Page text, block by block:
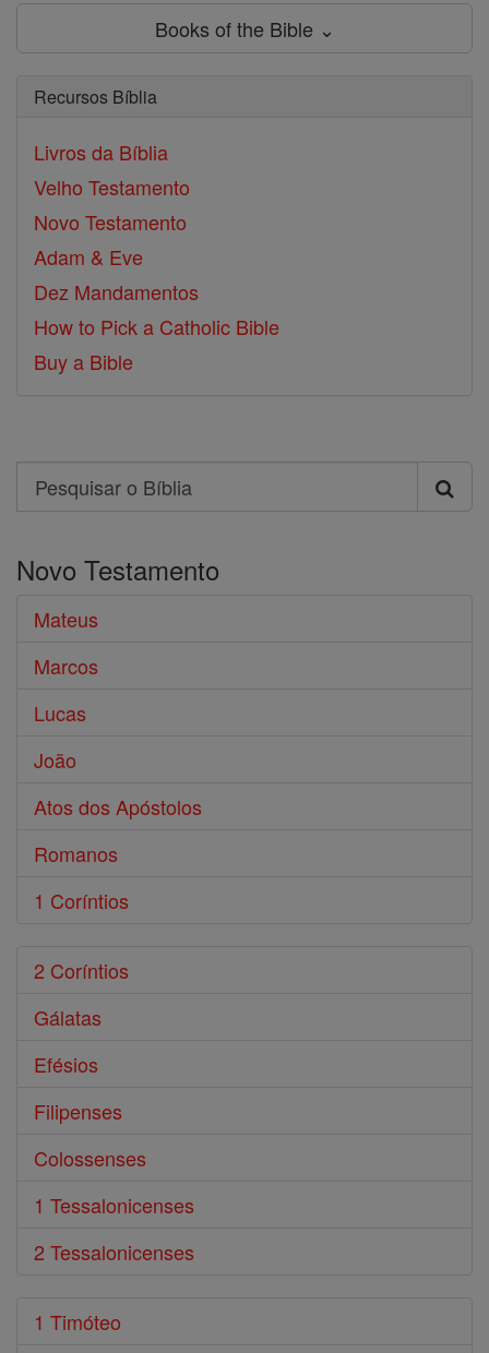
Books of the Bible ⌄
Recursos Bíblia
Livros da Bíblia
Velho Testamento
Novo Testamento
Adam & Eve
Dez Mandamentos
How to Pick a Catholic Bible
Buy a Bible
Search
Pesquisar
Bíblia
Novo Testamento
Mateus
Marcos
Lucas
João
Atos dos Apóstolos
Romanos
1 Coríntios
2 Coríntios
Gálatas
Efésios
Filipenses
Colossenses
1 Tessalonicenses
2 Tessalonicenses
1 Timóteo